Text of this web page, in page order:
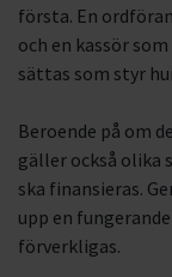
första. En
och en kassör
sättas som styr
Beroende på om
gäller också olika
ska finansieras.
upp en
förverkligas.